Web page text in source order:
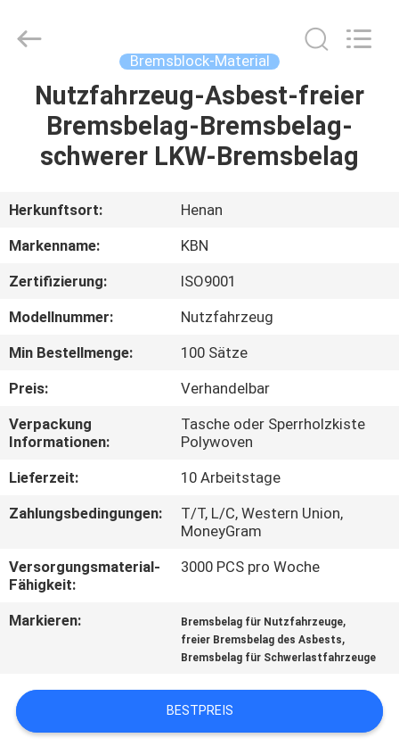
HAUS
PRODUKTE
ÜBER
UNS
FABRIK-
AUSFLUG
QUALITÄTSKONTROLLE
TRETEN
SIE
MIT
IN
VERBINDUNG
Bremsblock-Material
Nutzfahrzeug-Asbest-freier
Bremsbelag-Bremsbelag-
schwerer LKW-Bremsbelag
Herkunftsort:
Henan
Markenname:
KBN
Zertifizierung:
ISO9001
Modellnummer:
Nutzfahrzeug
Min Bestellmenge:
100 Sätze
Preis:
Verhandelbar
Verpackung
Informationen:
Tasche oder Sperrholzkiste
Polywoven
Lieferzeit:
10 Arbeitstage
Zahlungsbedingungen:
T/T, L/C, Western Union,
MoneyGram
Versorgungsmaterial-
Fähigkeit:
3000 PCS pro Woche
Markieren: Bremsbelag für Nutzfahrzeuge,
freier Bremsbelag des Asbests,
Bremsbelag für Schwerlastfahrzeuge
BESTPREIS